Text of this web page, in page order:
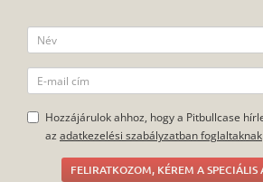
Hozzájárulok ahhoz, hogy a Pitbullcase
az adatkezelési szabályzatban foglaltaknak
FELIRATKOZOM, KÉREM A SPECIÁLIS